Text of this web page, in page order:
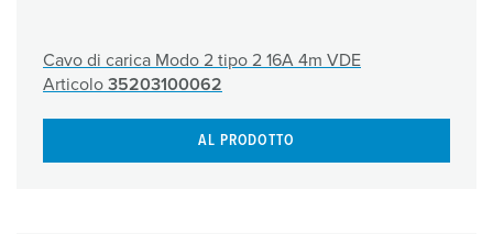
Cavo di carica Modo 2 tipo 2 16A 4m VDE
Articolo 35203100062
AL PRODOTTO